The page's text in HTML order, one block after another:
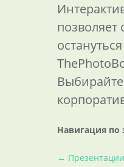
Навигация по
←